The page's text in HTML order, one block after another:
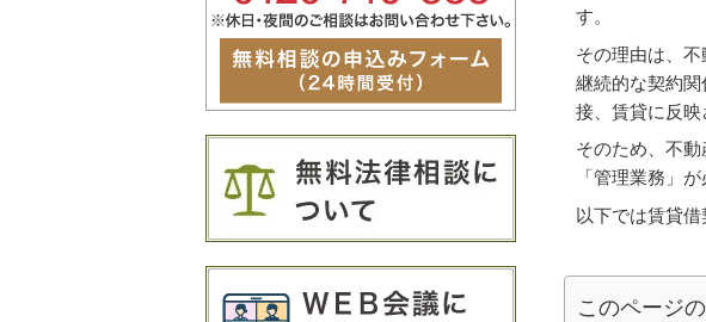
す。
その理由は、不
継続的な契約
接、賃貸に反映
そのため、不
「管理業務」
以下では賃貸
このページ